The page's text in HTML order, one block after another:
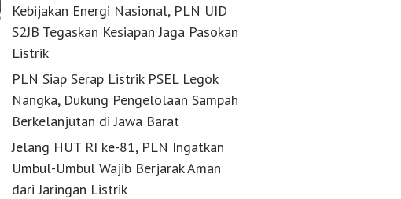
Bersama Warga, PLN ULP Baturaja
Dukung Pembangunan OKU
PLN Percepat Pemulihan Listrik
Kebijakan Energi Nasional, PLN UID
S2JB Tegaskan Kesiapan Jaga Pasokan
Listrik
PLN Siap Serap Listrik PSEL Legok
Nangka, Dukung Pengelolaan Sampah
Berkelanjutan di Jawa Barat
Jelang HUT RI ke-81, PLN Ingatkan
Umbul-Umbul Wajib Berjarak Aman
dari Jaringan Listrik